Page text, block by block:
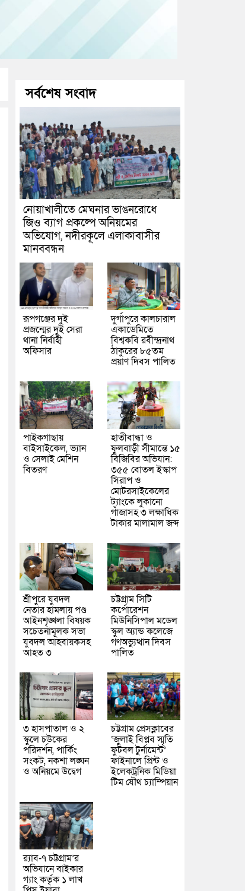
সর্বশেষ সংবাদ
নোয়াখালীতে মেঘনার ভাঙনরোধে
জিও ব্যাগ প্রকল্পে অনিয়মের
অভিযোগ, নদীরকূলে এলাকাবাসীর
মানববন্ধন
রূপগঞ্জের দুই
প্রজন্মের দুই সেরা
থানা নির্বাহী
অফিসার
দুর্গাপুরে কালচারাল
একাডেমিতে
বিশ্বকবি রবীন্দ্রনাথ
ঠাকুরের ৮৫তম
প্রয়াণ দিবস পালিত
পাইকগাছায়
বাইসাইকেল, ভ্যান
ও সেলাই মেশিন
বিতরণ
হাতীবান্ধা ও
ফুলবাড়ী সীমান্তে ১৫
বিজিবির অভিযান:
৩৫৫ বোতল ইস্কাপ
সিরাপ ও
মোটরসাইকেলের
ট্যাংকে লুকানো
গাঁজাসহ ৩ লক্ষাধিক
টাকার মালামাল জব্দ
শ্রীপুরে যুবদল
নেতার হামলায় পণ্ড
আইনশৃঙ্খলা বিষয়ক
সচেতনামূলক সভা
যুবদল আহবায়কসহ
আহত ৩
চট্টগ্রাম সিটি
কর্পোরেশন
মিউনিসিপাল মডেল
স্কুল অ্যান্ড কলেজে
গণঅভ্যুত্থান দিবস
পালিত
৩ হাসপাতাল ও ২
স্কুলে চউকের
পরিদর্শন, পার্কিং
সংকট, নকশা লঙ্ঘন
ও অনিয়মে উদ্বেগ
চট্টগ্রাম প্রেসক্লাবের
‘জুলাই বিপ্লব স্মৃতি
ফুটবল টুর্নামেন্ট’
ফাইনালে প্রিন্ট ও
ইলেকট্রনিক মিডিয়া
টিম যৌথ চ্যাম্পিয়ান
র‌্যাব-৭ চট্টগ্রাম’র
অভিযানে বাইকার
গ্যাং কর্তৃক ১ লাখ